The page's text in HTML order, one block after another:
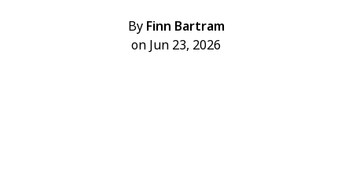
By Finn Bartram
on Jun 23, 2026